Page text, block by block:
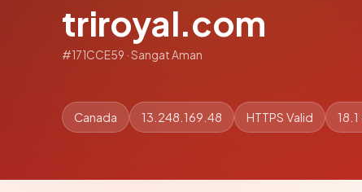
triroyal.com
#171CCE59 · Sangat Aman
Canada 13.248.169.48 HTTPS Valid